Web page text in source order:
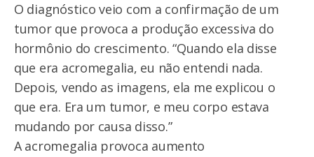
O diagnóstico veio com a confirmação de um
tumor que provoca a produção excessiva do
hormônio do crescimento. “Quando ela disse
que era acromegalia, eu não entendi nada.
Depois, vendo as imagens, ela me explicou o
que era. Era um tumor, e meu corpo estava
mudando por causa disso.”
A acromegalia provoca aumento